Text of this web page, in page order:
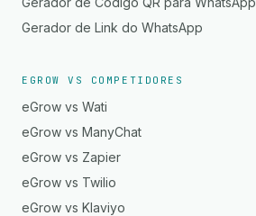
Gerador de Link do WhatsApp
EGROW VS COMPETIDORES
eGrow vs Wati
eGrow vs ManyChat
eGrow vs Zapier
eGrow vs Twilio
eGrow vs Klaviyo